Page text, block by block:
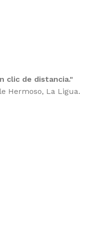
clic de distancia."
Hermoso, La Ligua.